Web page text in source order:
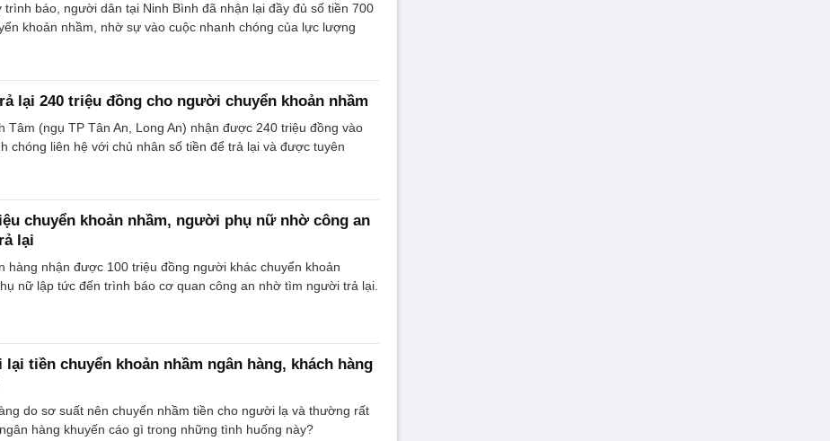
trình báo, người dân tại Ninh Bình đã nhận lại đầy đủ số tiền 700
khoản nhầm, nhờ sự vào cuộc nhanh chóng của lực lượng
lại 240 triệu đồng cho người chuyển khoản nhầm
Tâm (ngụ TP Tân An, Long An) nhận được 240 triệu đồng vào
chóng liên hệ với chủ nhân số tiền để trả lại và được tuyên
chuyển khoản nhầm, người phụ nữ nhờ công an
lại
hàng nhận được 100 triệu đồng người khác chuyển khoản
nữ lập tức đến trình báo cơ quan công an nhờ tìm người trả lại.
lại tiền chuyển khoản nhầm ngân hàng, khách hàng
do sơ suất nên chuyển nhầm tiền cho người lạ và thường rất
hàng khuyến cáo gì trong những tình huống này?